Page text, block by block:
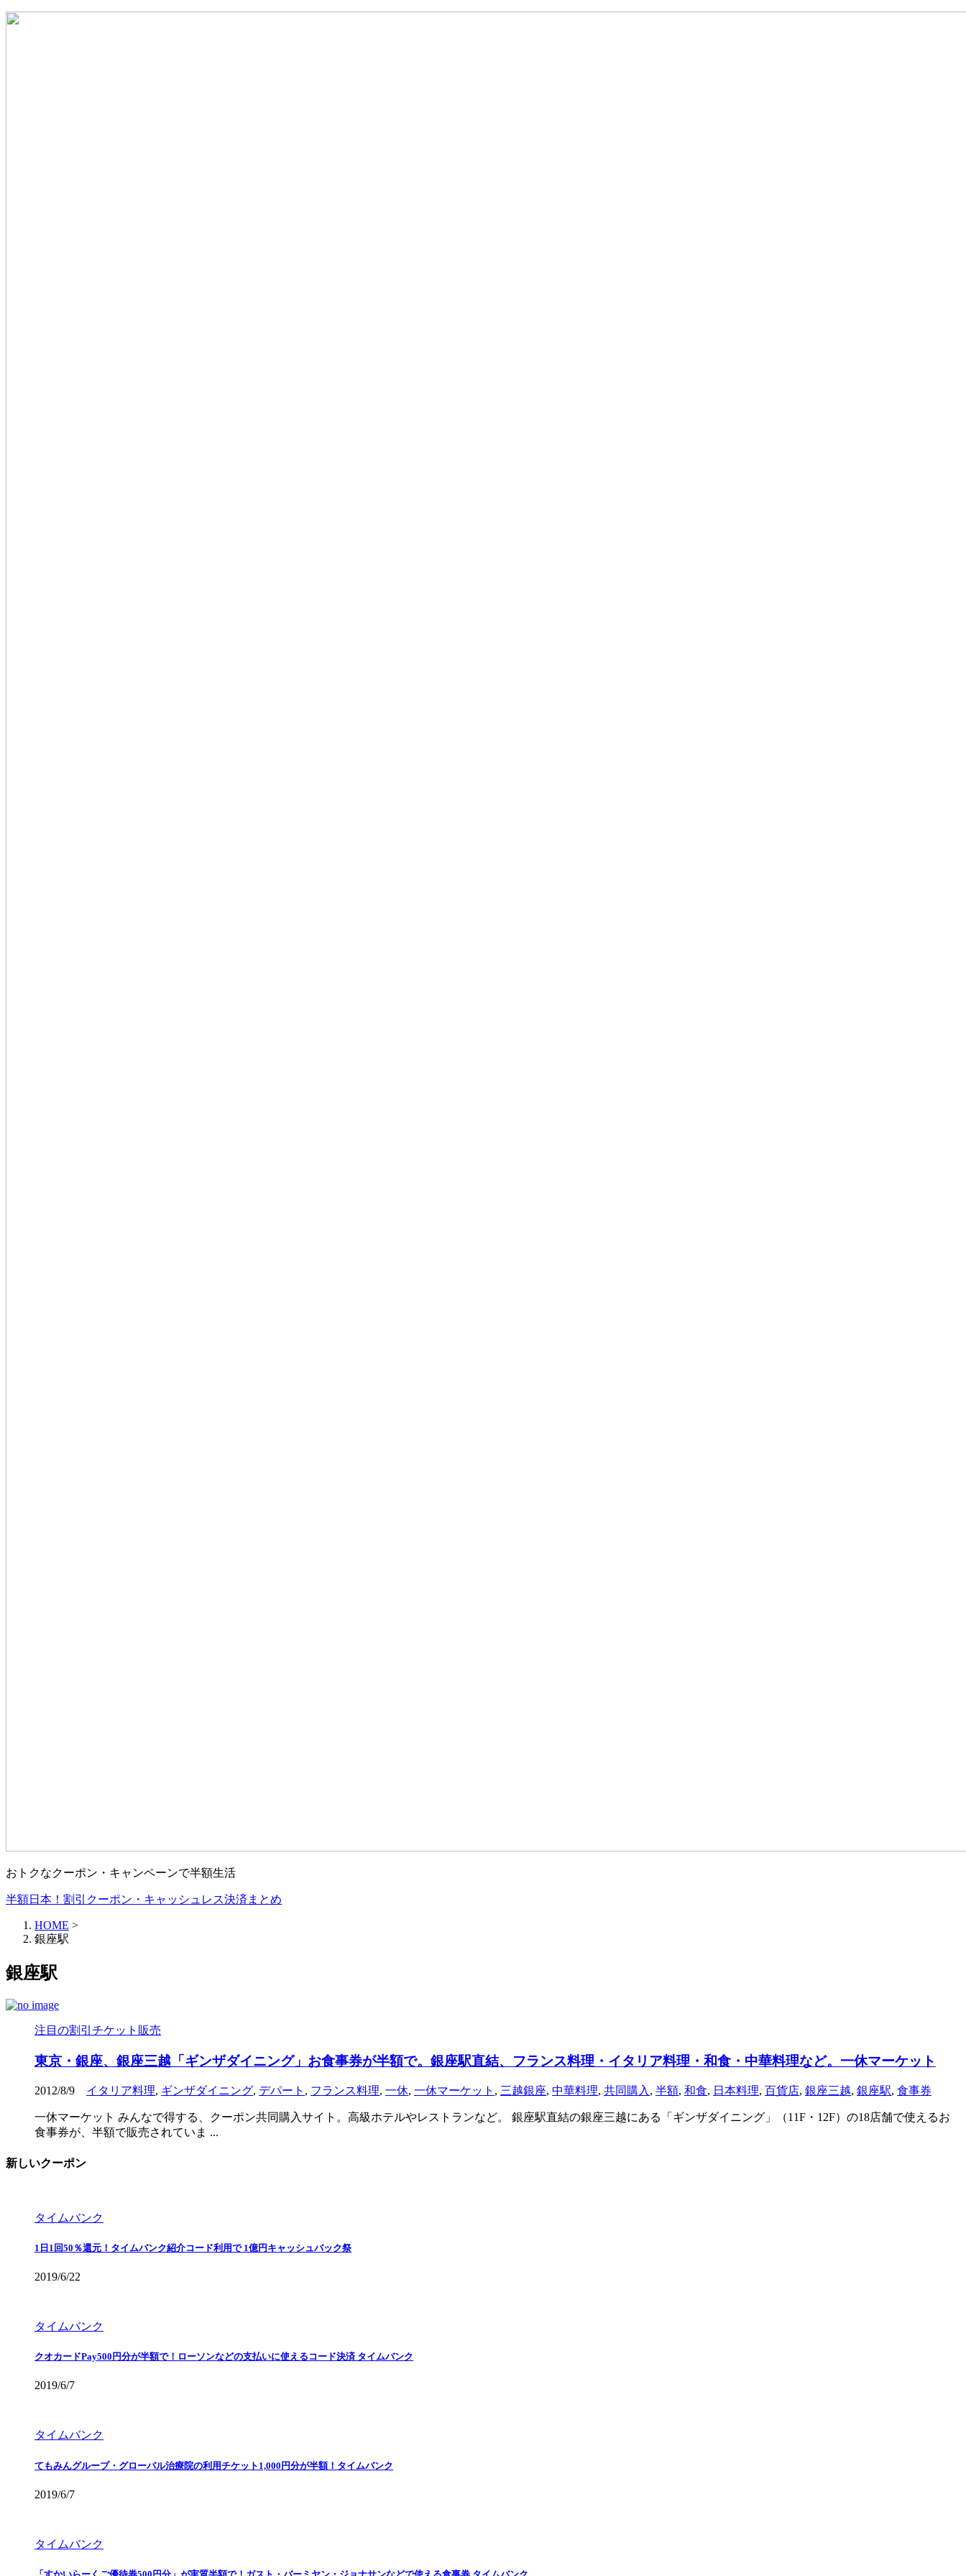
おトクなクーポン・キャンペーンで半額生活
半額日本！割引クーポン・キャッシュレス決済まとめ
HOME >
銀座駅
銀座駅
注目の割引チケット販売
東京・銀座、銀座三越「ギンザダイニング」お食事券が半額で。銀座駅直結、フランス料理・イタリア料理・和食・中華料理など。一休マーケット
2012/8/9 イタリア料理, ギンザダイニング, デパート , フランス料理, 一休, 一休マーケット , 三越銀座, 中華料理, 共同購入 , 半額, 和食, 日本料理, 百貨店, 銀座三越, 銀座駅, 食事券
一休マーケット みんなで得する、クーポン共同購入サイト。高級ホテルやレストランなど。 銀座駅直結の銀座三越にある「ギンザダイニング」（11F・12F）の18店舗で使えるお
食事券が、半額で販売されていま ...
新しいクーポン
タイムバンク
1日1回50％還元！タイムバンク紹介コード利用で 1億円キャッシュバック祭
2019/6/22
タイムバンク
クオカードPay500円分が半額で！ローソンなどの支払いに使えるコード決済 タイムバンク
2019/6/7
タイムバンク
てもみんグループ・グローバル治療院の利用チケット1,000円分が半額！タイムバンク
2019/6/7
タイムバンク